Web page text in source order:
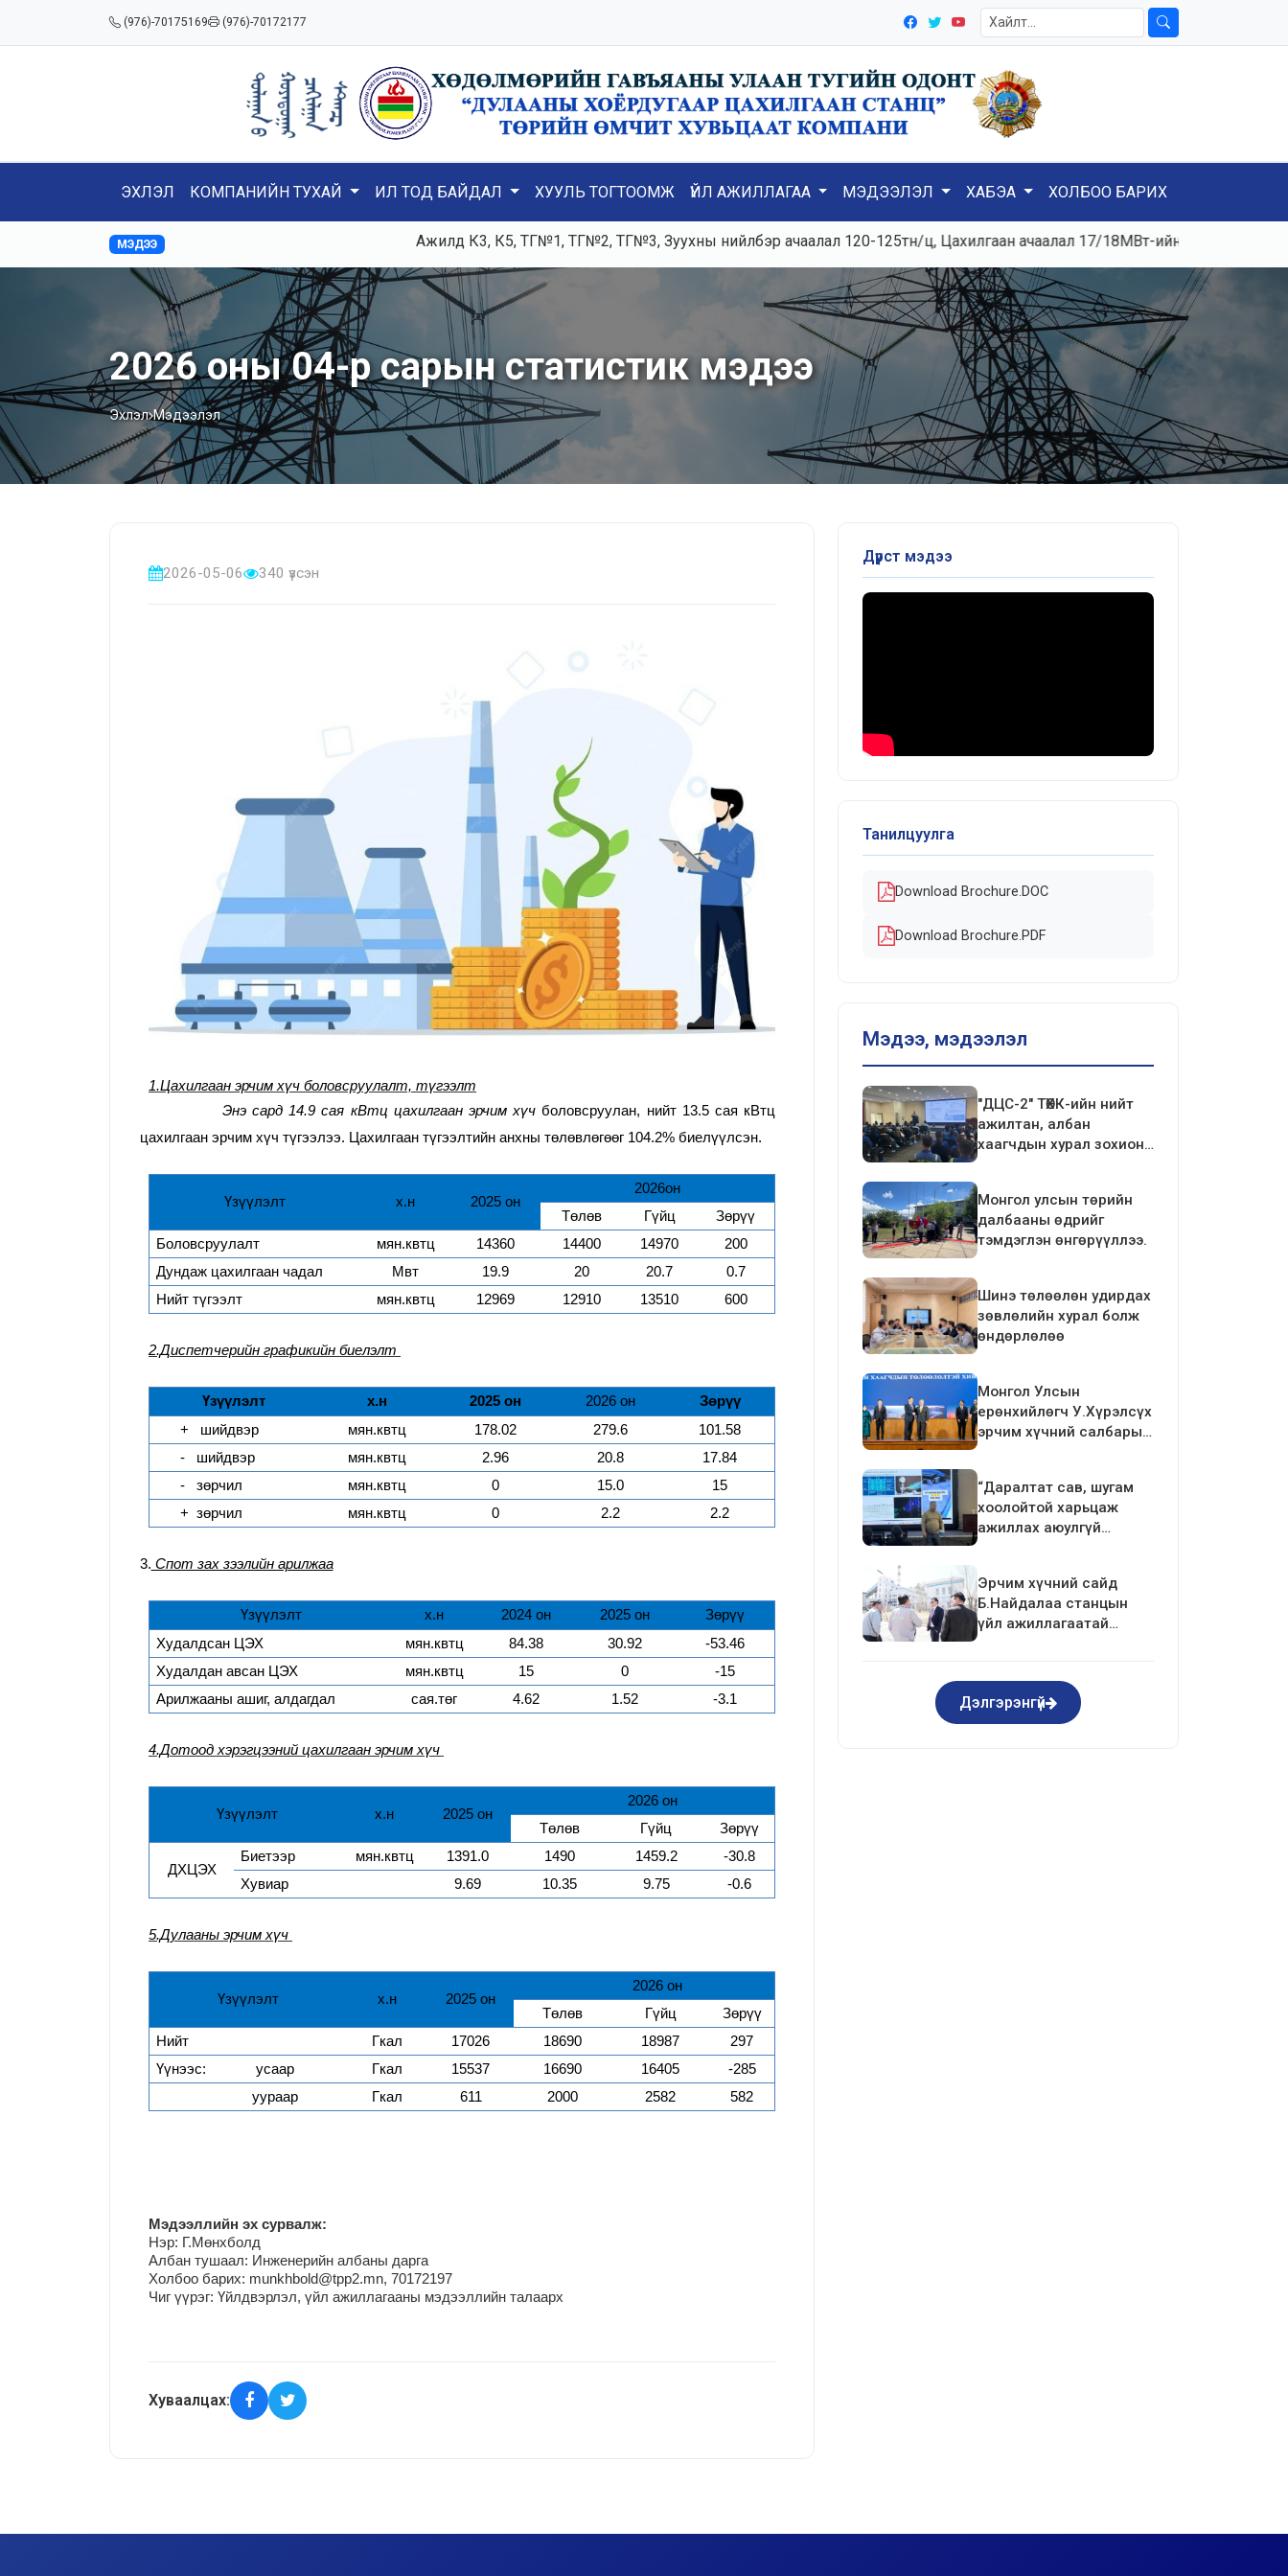
(976)-70175169 (976)-70172177
ЭХЛЭЛ КОМПАНИЙН ТУХАЙ ИЛ ТОД БАЙДАЛ ХУУЛЬ ТОГТООМЖ ҮЙЛ АЖИЛЛАГАА МЭДЭЭЛЭЛ ХАБЭА ХОЛБОО БАРИХ
МЭДЭЭ Ажилд К3, К5, ТГ№1, ТГ№2, ТГ№3, Зуухны нийлбэр ачаалал 120-125тн/ц, Цахилгаан ачаалал 17/18МВт-ийн хувьсах горимтой
2026 оны 04-р сарын статистик мэдээ
Эхлэл Мэдээлэл
2026-05-06 340 үзсэн
1.Цахилгаан эрчим хүч боловсруулалт, түгээлт
Энэ сард 14.9 сая кВтц цахилгаан эрчим хүч боловсруулан, нийт 13.5сая кВтц
цахилгаан эрчим хүч түгээлээ. Цахилгаан түгээлтийн анхны төлөвлөгөөг 104.2% биелүүлсэн.
Үзүүлэлт х.н 2025 он
2026он
Төлөв
Гүйц
Зөрүү
Боловсруулалт
мян.квтц 14360 14400 14970
200
Дундаж цахилгаан чадал
Мвт 19.9 20 20.7
0.7
Нийт түгээлт
мян.квтц 12969 12910 13510 600
2.Диспетчерийн графикийн биелэлт
Үзүүлэлт х.н 2025 он 2026 он
Зөрүү
+
шийдвэр мян.квтц 178.02 279.6
101.58
-
шийдвэр мян.квтц 2.96 20.8
17.84
-
зөрчил мян.квтц 0 15.0
15
+ зөрчил мян.квтц 0 2.2 2.2
3. Спот зах зээлийн арилжаа
Үзүүлэлт х.н 2024 он 2025 он
Зөрүү
Худалдсан ЦЭХ
мян.квтц 84.38 30.92
-53.46
Худалдан авсан ЦЭХ
мян.квтц 15 0
-15
Арилжааны ашиг, алдагдал
сая.төг 4.62 1.52 -3.1
4.Дотоод хэрэгцээний цахилгаан эрчим хүч
Үзүүлэлт х.н 2025 он
2026он
Төлөв
Гүйц Зөрүү
ДХЦЭХ
Биетээр мян.квтц 1391.0 1490 1459.2
-30.8
Хувиар
9.69 10.35 9.75 -0.6
5.Дулааны эрчим хүч
Үзүүлэлт х.н 2025 он
2026 он
Төлөв
Гүйц
Зөрүү
Нийт
Гкал 17026 18690 18987
297
Үүнээс:
усаар Гкал 15537 16690 16405
-285
уураар
Гкал 611 2000 2582 582
Мэдээллийн эх сурвалж:
Нэр: Г.Мөнхболд
Албан тушаал: Инженерийн албаны дарга
Холбоо барих: munkhbold@tpp2.mn, 70172197
Чиг үүрэг: Үйлдвэрлэл, үйл ажиллагааны мэдээллийн талаарх
Хуваалцах:
Дүрст мэдээ
Танилцуулга
Download Brochure.DOC
Download Brochure.PDF
Мэдээ, мэдээлэл
"ДЦС-2" ТӨХК-ийн нийт
ажилтан, албан
хаагчдын хурал зохион
Монгол улсын төрийн
далбааны өдрийг
тэмдэглэн өнгөрүүллээ.
Шинэ төлөөлөн удирдах
зөвлөлийн хурал болж
өндөрлөлөө
Монгол Улсын
ерөнхийлөгч У.Хүрэлсүх
эрчим хүчний салбарын
уулзалт хийлээ
“Даралтат сав, шугам
хоолойтой харьцаж
ажиллах аюулгүй
байгуулав.
Эрчим хүчний сайд
Б.Найдалаа станцын
үйл ажиллагаатай
Дэлгэрэнгүй